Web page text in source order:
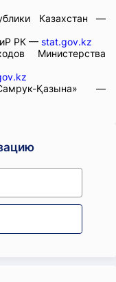
Казахстан —
РК — stat.gov.kz
Министерства
Қазына» —